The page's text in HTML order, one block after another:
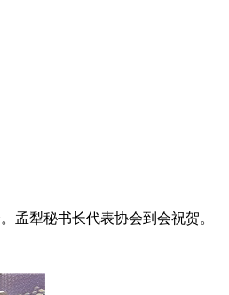
孟犁秘书长代表协会到会祝贺。